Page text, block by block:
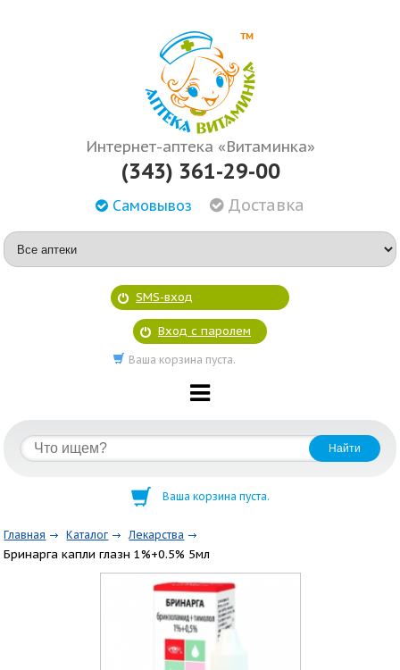
Интернет-аптека «Витаминка»
(343) 361-29-00
Самовывоз Доставка
SMS-вход
Вход с паролем
Ваша корзина пуста.
Ваша корзина пуста.
Главная Каталог Лекарства
Бринарга капли глазн 1%+0.5% 5мл